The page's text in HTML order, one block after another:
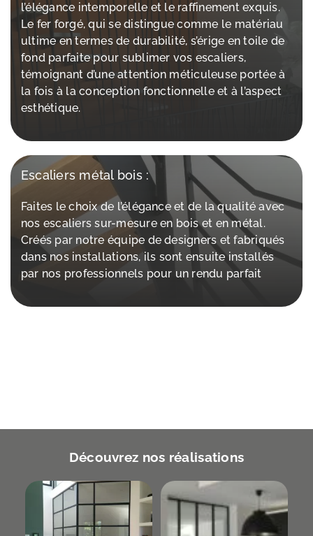
l’élégance intemporelle et le raffinement exquis.
Le fer forgé, qui se distingue comme le matériau
ultime en termes de durabilité, s’érige en toile de
fond parfaite pour sublimer vos escaliers,
témoignant d’une attention méticuleuse portée à
la fois à la conception fonctionnelle et à l’aspect
esthétique.
Escaliers métal bois :
Faites le choix de l’élégance et de la qualité avec
nos escaliers sur-mesure en bois et en métal.
Créés par notre équipe de designers et fabriqués
dans nos installations, ils sont ensuite installés
par nos professionnels pour un rendu parfait
Découvrez nos réalisations